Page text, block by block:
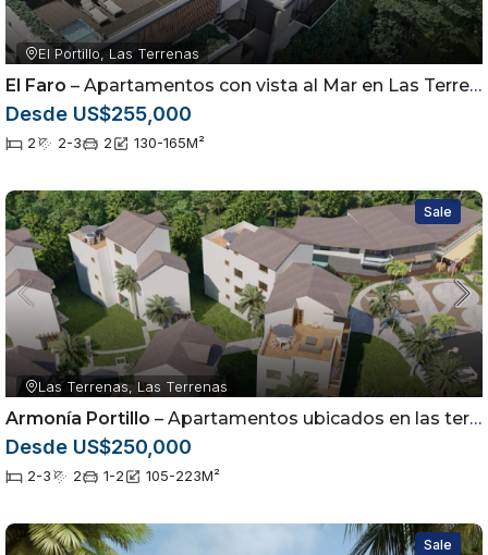
El Portillo, Las Terrenas
El Faro – Apartamentos con vista al Mar en Las Terrenas
Desde US$255,000
2 2-3 2 130-165M²
Sale
Las Terrenas, Las Terrenas
Armonía Portillo – Apartamentos ubicados en las terrenas Samaná
Desde US$250,000
2-3 2 1-2 105-223M²
Sale